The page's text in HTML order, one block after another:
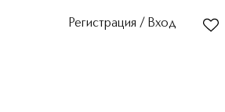
Регистрация / Вход